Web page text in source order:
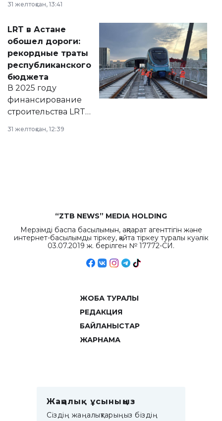
2028 годы.
документ
появился в базе
нормативных
правовых актов и
на сайте маслихат
города.
31 желтоқсан, 13:41
LRT в Астане
обошел дороги:
рекордные траты
республиканского
бюджета
В 2025 году
финансирование
строительства LRT
республиканского
31 желтоқсан, 12:39
“ZTB NEWS” MEDIA HOLDING
Мерзімді баспа басылымын, ақпарат агенттігін және
интернет-басылымды тіркеу, қайта тіркеу туралы куәлік
03.07.2019 ж. берілген № 17772-СИ.
ЖОБА ТУРАЛЫ
РЕДАКЦИЯ
БАЙЛАНЫСТАР
ЖАРНАМА
Жаңалық ұсыныңыз
Сіздің жаңалықтарыңыз біздің